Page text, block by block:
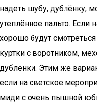
надеть шубу, дублёнку,
утеплённое пальто. Если
хорошо будут
куртки с воротником,
дублёнки. Этим же
если на светское
миди с очень пышной